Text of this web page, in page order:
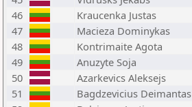
46
Kraucenka Justas
47
Macieza Dominykas
48
Kontrimaite Agota
49
Anuzyte Soja
50
Azarkevics Aleksejs
51
Bagdzevicius Deimantas